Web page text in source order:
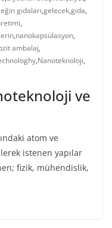
gıdaları,gelecek,gıda,
,
,nanokapsülasyon,
ambalaj,
,Nanoteknoloji,
ve
atom ve
istenen yapılar
fizik, mühendislik,